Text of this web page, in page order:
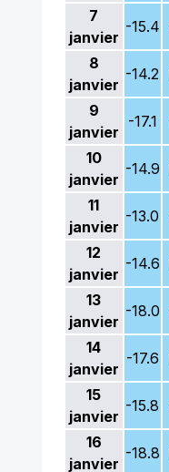
7
janvier
-15.4
8
janvier
-14.2
9
janvier
-17.1
10
janvier
-14.9
11
janvier
-13.0
12
janvier
-14.6
13
janvier
-18.0
14
janvier
-17.6
15
janvier
-15.8
16
janvier
-18.8